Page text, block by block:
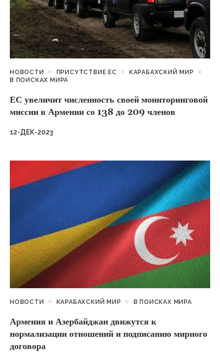
НОВОСТИ ПРИСУТСТВИЕ ЕС
КАРАБАХСКИЙ МИР
В ПОИСКАХ МИРА
ЕС увеличит численность своей мониторинговой
миссии в Армении со 138 до 209 членов
12-ДЕК-2023
НОВОСТИ КАРАБАХСКИЙ МИР В ПОИСКАХ МИРА
Армения и Азербайджан движутся к
нормализации отношений и подписанию мирного
договора